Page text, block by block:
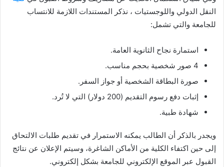
النقل الدولي واللوجستيات ، نذكر المستندات اللازمة للانتساب
للجامعة والتي تشمل:
استمارة نجاح الثانوية العامة.
4 صور شخصية بحجم مناسب.
صورة البطاقة الشخصية أو جواز السفر.
إثبات دفع رسوم التقديم (200 دولار) التي لا تُرد.
شهادة طبية.
ويجدر بالذكر أن الطالب يمكنه الاستمرار في تقديم طلبات الالتحاق
إلى حين اكتفاء الكلية من الأماكن الشاغرة، وسيتم الإعلان عن نتائج
القبول عبر الموقع الإلكتروني للجامعة بشكل إلكتروني.